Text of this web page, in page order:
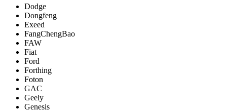
Dodge
Dongfeng
Exeed
FangChengBao
FAW
Fiat
Ford
Forthing
Foton
GAC
Geely
Genesis